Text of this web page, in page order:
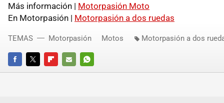
Más información | Motorpasión Moto
En Motorpasión | Motorpasión a dos ruedas
FACEBOOKTWITTERFLIPBOARD
E-
WHATSAPP
TEMAS Motorpasión Motos Motorpasión a dos